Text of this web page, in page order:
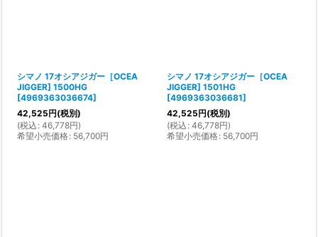
シマノ 17オシアジガー［OCEA
JIGGER] 1500HG
[4969363036674]
42,525円(税別)
(税込 : 46,778円)
希望小売価格: 56,700円
シマノ 17オシアジガー［OCEA
JIGGER] 1501HG
[4969363036681]
42,525円(税別)
(税込 : 46,778円)
希望小売価格: 56,700円